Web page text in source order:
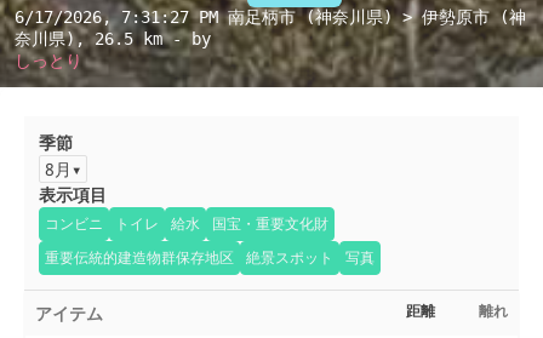
6/17/2026, 7:31:27 PM南足柄市 (神奈川県) > 伊勢原市 (神
奈川県), 26.5 km - by
しっとり
季節
8月
表示項目
コンビニ トイレ 給水
国宝・重要文化財
重要伝統的建造物群保存地区
絶景スポット 写真
アイテム 距離 離れ